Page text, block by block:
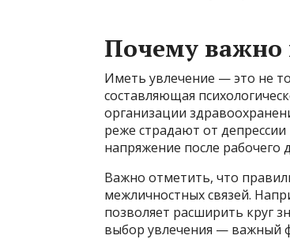
Почему важно
Иметь увлечение — это не
составляющая
организации
реже страдают от
напряжение после
Важно отметить, что
межличностных связей.
позволяет расширить круг
выбор увлечения — важный